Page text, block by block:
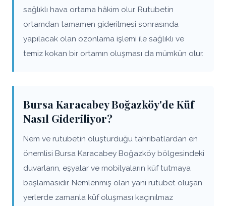
sağlıklı hava ortama hâkim olur. Rutubetin
ortamdan tamamen giderilmesi sonrasında
yapılacak olan ozonlama işlemi ile sağlıklı ve
temiz kokan bir ortamın oluşması da mümkün olur.
Bursa Karacabey Boğazköy'de Küf
Nasıl Gideriliyor?
Nem ve rutubetin oluşturduğu tahribatlardan en
önemlisi Bursa Karacabey Boğazköy bölgesindeki
duvarların, eşyalar ve mobilyaların küf tutmaya
başlamasıdır. Nemlenmiş olan yani rutubet oluşan
yerlerde zamanla küf oluşması kaçınılmaz